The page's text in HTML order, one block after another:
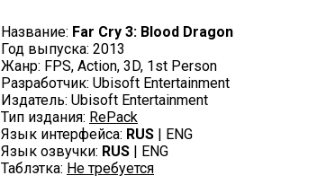
Название: Far Cry 3: Blood Dragon
Год выпуска: 2013
Жанр: FPS, Action, 3D, 1st Person
Разработчик: Ubisoft Entertainment
Издатель: Ubisoft Entertainment
Тип издания: RePack
Язык интерфейса: RUS | ENG
Язык озвучки: RUS | ENG
Таблэтка: Не требуется